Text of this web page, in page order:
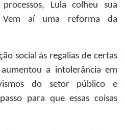
Lula colheu sua
Vem aí uma reforma da
social às regalias de certas
a intolerância em
do setor público e
para que essas coisas